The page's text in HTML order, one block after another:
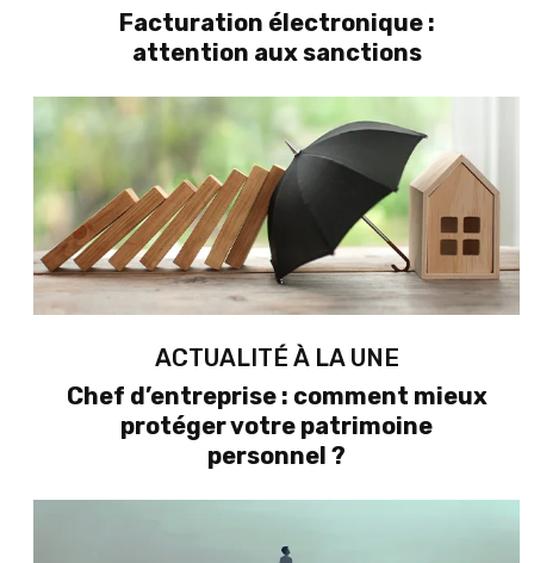
Facturation électronique :
attention aux sanctions
ACTUALITÉ À LA UNE
Chef d’entreprise : comment mieux
protéger votre patrimoine
personnel ?